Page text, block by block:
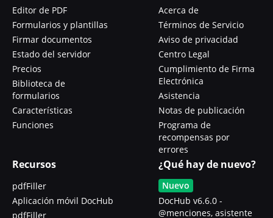
Editor de PDF
Formularios y plantillas
Firmar documentos
Estado del servidor
Precios
Biblioteca de
formularios
Características
Funciones
Acerca de
Términos de Servicio
Aviso de privacidad
Centro Legal
Cumplimiento de Firma
Electrónica
Asistencia
Notas de publicación
Programa de
recompensas por
errores
Recursos
pdfFiller
Aplicación móvil DocHub
pdfFiller
¿Qué hay de nuevo?
Nuevo
DocHub v6.6.0 -
@menciones, asistente